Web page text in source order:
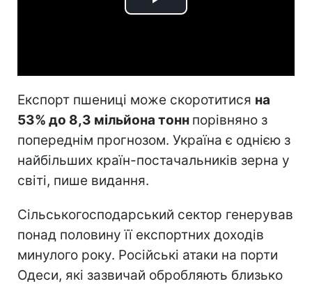
Play
Експорт пшениці може скоротитися на
53% до 8,3 мільйона тонн порівняно з
попереднім прогнозом. Україна є однією з
найбільших країн-постачальників зерна у
світі, пише видання.
Сільськогосподарський сектор генерував
понад половину її експортних доходів
минулого року. Російські атаки на порти
Одеси, які зазвичай обробляють близько